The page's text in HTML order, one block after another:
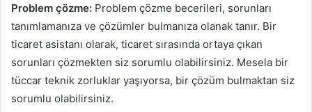
Problem çözme: Problem çözme becerileri, sorunları
tanımlamanıza ve çözümler bulmanıza olanak tanır. Bir
ticaret asistanı olarak, ticaret sırasında ortaya çıkan
sorunları çözmekten siz sorumlu olabilirsiniz. Mesela bir
tüccar teknik zorluklar yaşıyorsa, bir çözüm bulmaktan siz
sorumlu olabilirsiniz.